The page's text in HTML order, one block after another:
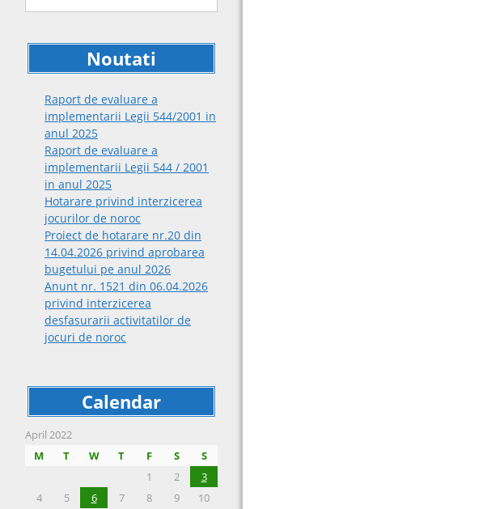
Noutati
Raport de evaluare a
implementarii Legii 544/2001 in
anul 2025
Raport de evaluare a
implementarii Legii 544 / 2001
in anul 2025
Hotarare privind interzicerea
jocurilor de noroc
Proiect de hotarare nr.20 din
14.04.2026 privind aprobarea
bugetului pe anul 2026
Anunt nr. 1521 din 06.04.2026
privind interzicerea
desfasurarii activitatilor de
jocuri de noroc
Calendar
April 2022
M
T W T F S
S
1
2
3
4
5 6 7 8 9 10